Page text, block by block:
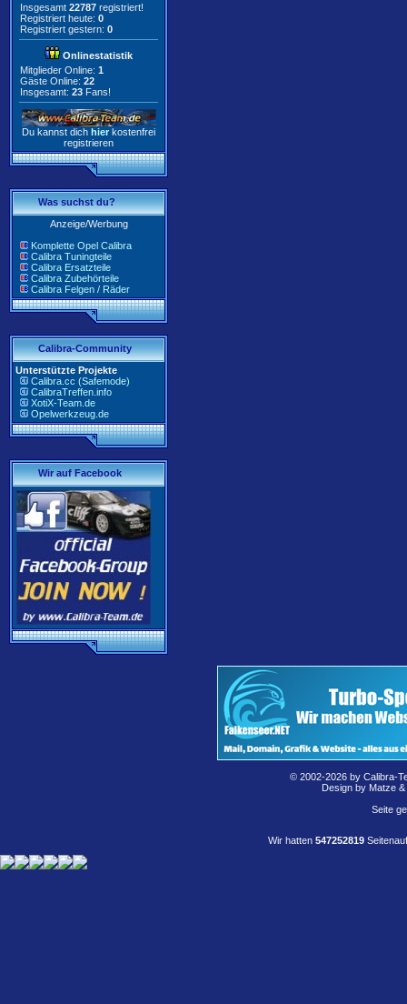
Insgesamt 22787 registriert!
Registriert heute: 0
Registriert gestern: 0
Onlinestatistik
Mitglieder Online: 1
Gäste Online: 22
Insgesamt: 23 Fans!
Du kannst dich hier kostenfrei
registrieren
Was suchst du?
Anzeige/Werbung
Komplette Opel Calibra
Calibra Tuningteile
Calibra Ersatzteile
Calibra Zubehörteile
Calibra Felgen / Räder
Calibra-Community
Unterstützte Projekte
Calibra.cc (Safemode)
CalibraTreffen.info
XotiX-Team.de
Opelwerkzeug.de
Wir auf Facebook
© 2002-2026 by Calibra-
Design by Matze
Seite
Wir hatten 547252819